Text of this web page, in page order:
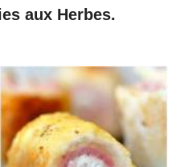
aux Herbes.